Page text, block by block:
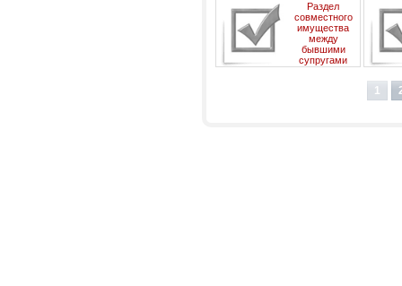
Раздел
совместного
имущества
между
бывшими
супругами
1